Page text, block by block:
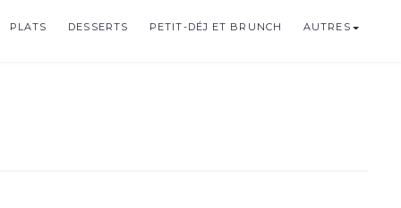
PLATS DESSERTS PETIT-DÉJ ET BRUNCH AUTRES